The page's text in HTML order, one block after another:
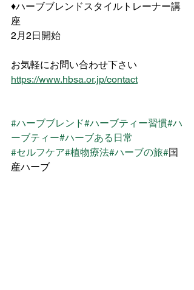
♦︎ハーブブレンドスタイルトレーナー講
座
2月2日開始
お気軽にお問い合わせ下さい
https://www.hbsa.or.jp/contact
#ハーブブレンド#ハーブティー習慣#ハ
ーブティー#ハーブある日常
#セルフケア#植物療法#ハーブの旅#国
産ハーブ